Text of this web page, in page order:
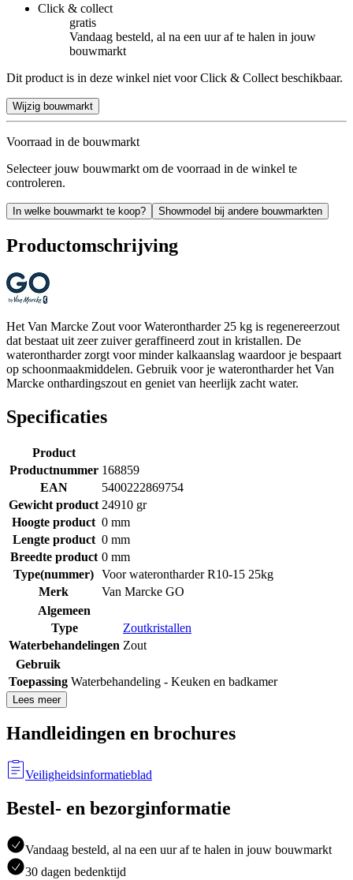
Click & collect
gratis
Vandaag besteld, al na een uur af te halen in jouw
bouwmarkt
Dit product is in deze winkel niet voor Click & Collect beschikbaar.
Wijzig bouwmarkt
Voorraad in de bouwmarkt
Selecteer jouw bouwmarkt om de voorraad in de winkel te
controleren.
In welke bouwmarkt te koop? Showmodel bij andere bouwmarkten
Productomschrijving
Het Van Marcke Zout voor Waterontharder 25 kg is regenereerzout
dat bestaat uit zeer zuiver geraffineerd zout in kristallen. De
waterontharder zorgt voor minder kalkaanslag waardoor je bespaart
op schoonmaakmiddelen. Gebruik voor je waterontharder het Van
Marcke onthardingszout en geniet van heerlijk zacht water.
Specificaties
Product
Productnummer 168859
EAN
5400222869754
Gewicht product 24910 gr
Hoogte product 0 mm
Lengte product 0 mm
Breedte product 0 mm
Type(nummer) Voor waterontharder R10-15 25kg
Merk
Van Marcke GO
Algemeen
Type
Zoutkristallen
Waterbehandelingen Zout
Gebruik
Toepassing Waterbehandeling - Keuken en badkamer
Lees meer
Handleidingen en brochures
Veiligheidsinformatieblad
Bestel- en bezorginformatie
Vandaag besteld, al na een uur af te halen in jouw bouwmarkt
30 dagen bedenktijd